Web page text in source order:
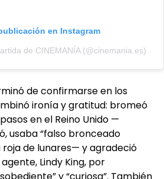
en Instagram
de CINEMANÍA (@cinemania.es)
de confirmarse en los
ironía y gratitud: bromeó
en el Reino Unido —
usaba “falso bronceado
roja de lunares— y agradeció
Lindy King, por